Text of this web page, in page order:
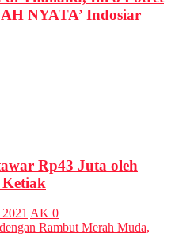
NYATA’ Indosiar
Rp43 Juta oleh
AK 0